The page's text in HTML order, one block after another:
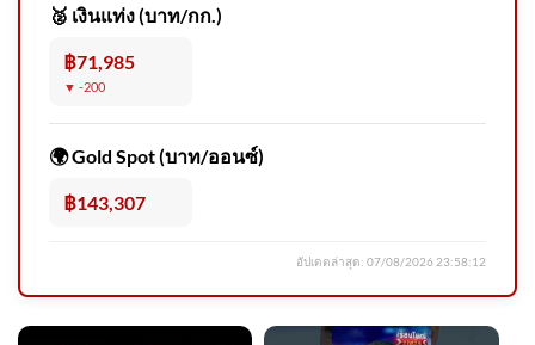
แก้ผังเมืองพังงา รองรับปริมาณ
🥈 เงินแท่ง (บาท/กก.)
฿71,985
▼ -200
🌍 Gold Spot (บาท/ออนซ์)
฿143,307
อัปเดตล่าสุด: 07/08/2026 23:58:12